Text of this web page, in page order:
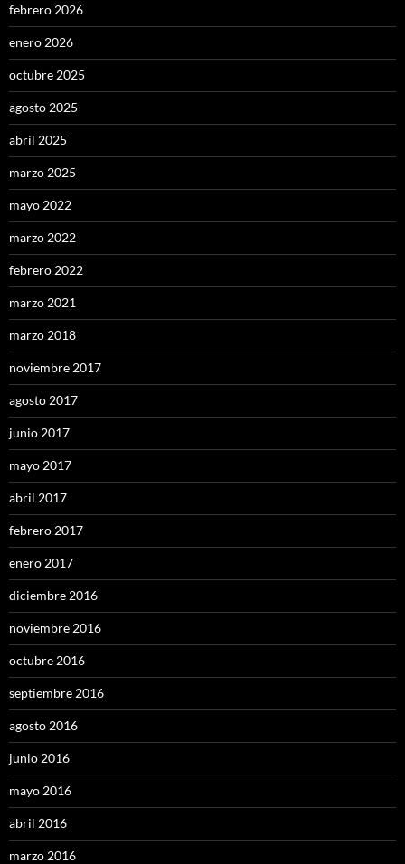
febrero 2026
enero 2026
octubre 2025
agosto 2025
abril 2025
marzo 2025
mayo 2022
marzo 2022
febrero 2022
marzo 2021
marzo 2018
noviembre 2017
agosto 2017
junio 2017
mayo 2017
abril 2017
febrero 2017
enero 2017
diciembre 2016
noviembre 2016
octubre 2016
septiembre 2016
agosto 2016
junio 2016
mayo 2016
abril 2016
marzo 2016